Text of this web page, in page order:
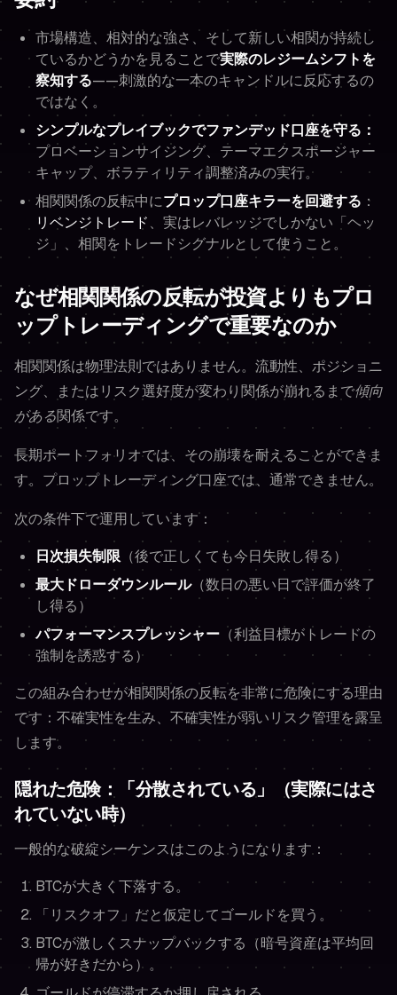
市場構造、相対的な強さ、そして新しい相関が持続し
ているかどうかを見ることで実際のレジームシフトを
察知する——刺激的な一本のキャンドルに反応するの
ではなく。
シンプルなプレイブックでファンデッド口座を守る：
プロベーションサイジング、テーマエクスポージャー
キャップ、ボラティリティ調整済みの実行。
相関関係の反転中にプロップ口座キラーを回避する ：
リベンジトレード、実はレバレッジでしかない「ヘッ
ジ」、相関をトレードシグナルとして使うこと。
なぜ相関関係の反転が投資よりもプロ
ップトレーディングで重要なのか
相関関係は物理法則ではありません。流動性、ポジショニ
ング、またはリスク選好度が変わり関係が崩れるまで傾向
がある関係です。
長期ポートフォリオでは、その崩壊を耐えることができま
す。プロップトレーディング口座では、通常できません。
次の条件下で運用しています：
日次損失制限 （後で正しくても今日失敗し得る）
最大ドローダウンルール（数日の悪い日で評価が終了
し得る）
パフォーマンスプレッシャー （利益目標がトレードの
強制を誘惑する）
この組み合わせが相関関係の反転を非常に危険にする理由
です：不確実性を生み、不確実性が弱いリスク管理を露呈
します。
隠れた危険：「分散されている」（実際にはさ
れていない時）
一般的な破綻シーケンスはこのようになります：
BTCが大きく下落する。
「リスクオフ」だと仮定してゴールドを買う。
BTCが激しくスナップバックする（暗号資産は平均回
帰が好きだから）。